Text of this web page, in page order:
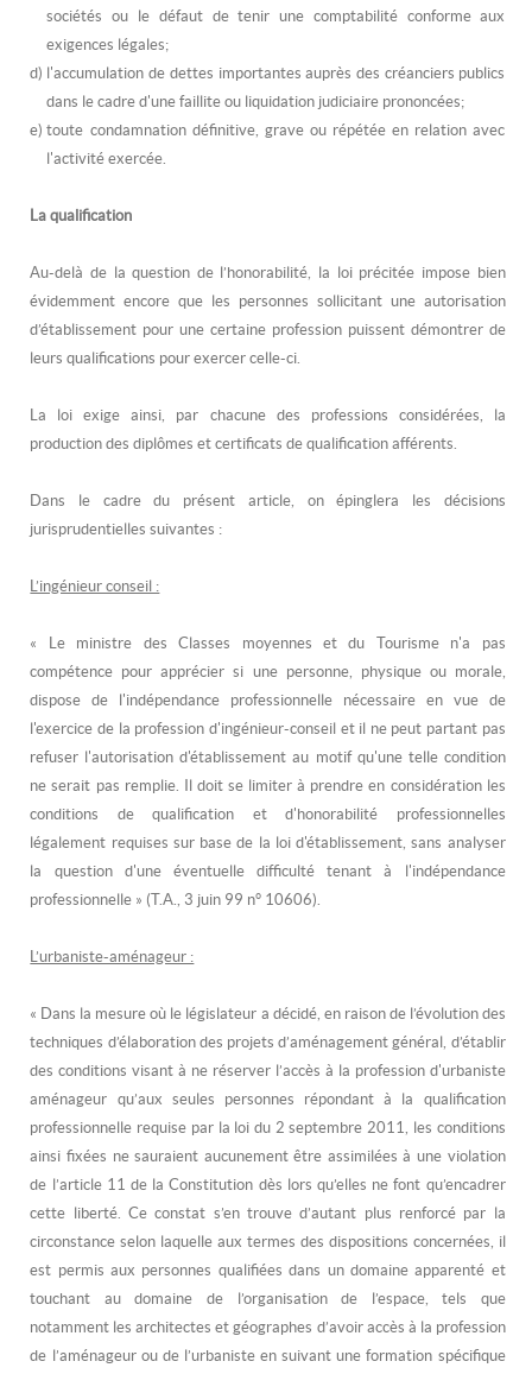
sociétés ou le défaut de tenir une comptabilité conforme aux
exigences légales;
d) l'accumulation de dettes importantes auprès des créanciers publics
dans le cadre d'une faillite ou liquidation judiciaire prononcées;
e) toute condamnation définitive, grave ou répétée en relation avec
l'activité exercée.
La qualification
Au-delà de la question de l’honorabilité, la loi précitée impose bien
évidemment encore que les personnes sollicitant une autorisation
d’établissement pour une certaine profession puissent démontrer de
leurs qualifications pour exercer celle-ci.
La loi exige ainsi, par chacune des professions considérées, la
production des diplômes et certificats de qualification afférents.
Dans le cadre du présent article, on épinglera les décisions
jurisprudentielles suivantes :
L’ingénieur conseil :
« Le ministre des Classes moyennes et du Tourisme n'a pas
compétence pour apprécier si une personne, physique ou morale,
dispose de l'indépendance professionnelle nécessaire en vue de
l'exercice de la profession d'ingénieur-conseil et il ne peut partant pas
refuser l'autorisation d'établissement au motif qu'une telle condition
ne serait pas remplie. Il doit se limiter à prendre en considération les
conditions de qualification et d'honorabilité professionnelles
légalement requises sur base de la loi d'établissement, sans analyser
la question d'une éventuelle difficulté tenant à l'indépendance
professionnelle » (T.A., 3 juin 99 n° 10606).
L’urbaniste-aménageur :
« Dans la mesure où le législateur a décidé, en raison de l’évolution des
techniques d’élaboration des projets d’aménagement général, d’établir
des conditions visant à ne réserver l’accès à la profession d'urbaniste
aménageur qu’aux seules personnes répondant à la qualification
professionnelle requise par la loi du 2 septembre 2011, les conditions
ainsi fixées ne sauraient aucunement être assimilées à une violation
de l’article 11 de la Constitution dès lors qu’elles ne font qu’encadrer
cette liberté. Ce constat s’en trouve d’autant plus renforcé par la
circonstance selon laquelle aux termes des dispositions concernées, il
est permis aux personnes qualifiées dans un domaine apparenté et
touchant au domaine de l’organisation de l’espace, tels que
notamment les architectes et géographes d’avoir accès à la profession
de l’aménageur ou de l’urbaniste en suivant une formation spécifique